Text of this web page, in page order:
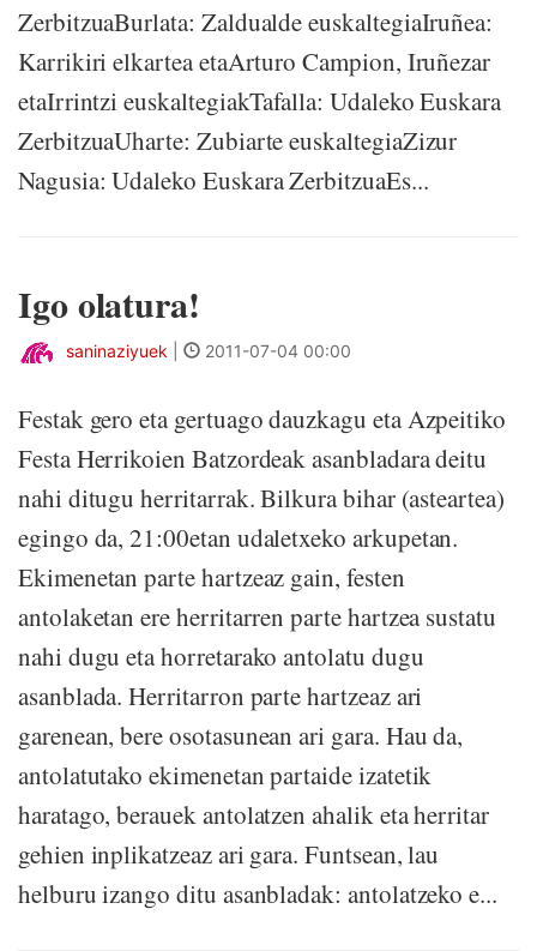
ZerbitzuaBurlata: Zaldualde euskaltegiaIruñea:
Karrikiri elkartea etaArturo Campion, Iruñezar
etaIrrintzi euskaltegiakTafalla: Udaleko Euskara
ZerbitzuaUharte: Zubiarte euskaltegiaZizur
Nagusia: Udaleko Euskara ZerbitzuaEs...
Igo olatura!
saninaziyuek 2011-07-04 00:00
Festak gero eta gertuago dauzkagu eta Azpeitiko
Festa Herrikoien Batzordeak asanbladara deitu
nahi ditugu herritarrak. Bilkura bihar (asteartea)
egingo da, 21:00etan udaletxeko arkupetan.
Ekimenetan parte hartzeaz gain, festen
antolaketan ere herritarren parte hartzea sustatu
nahi dugu eta horretarako antolatu dugu
asanblada. Herritarron parte hartzeaz ari
garenean, bere osotasunean ari gara. Hau da,
antolatutako ekimenetan partaide izatetik
haratago, berauek antolatzen ahalik eta herritar
gehien inplikatzeaz ari gara. Funtsean, lau
helburu izango ditu asanbladak: antolatzeko e...